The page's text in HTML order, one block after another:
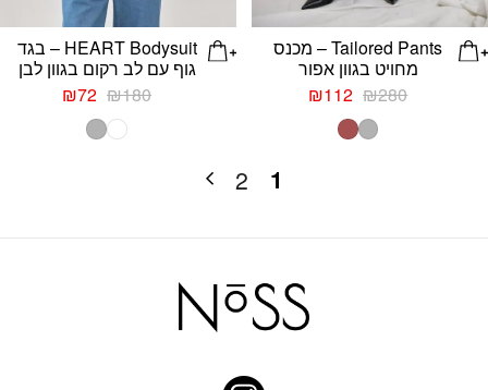
Tailored Pants – מכנס
מחויט בגוון אפור
₪280
המחיר
המקורי
היה:
₪112
המחיר
HEART Bodysuit – בגד
גוף עם לב רקום בגוון לבן
₪180
המחיר
המקורי
היה:
₪72 המחיר
1
2